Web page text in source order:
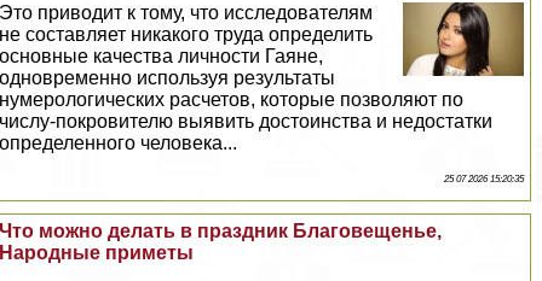
Это приводит к тому, что исследователям
не составляет никакого труда определить
основные качества личности Гаяне,
одновременно используя результаты
нумерологических расчетов, которые позволяют по
числу-покровителю выявить достоинства и недостатки
определенного человека...
25 07 2026 15:20:35
Что можно делать в праздник Благовещенье,
Народные приметы